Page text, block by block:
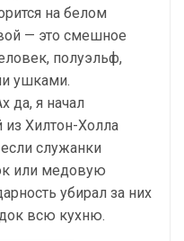
на белом
— это смешное
полуэльф,
ушками.
да, я начал
из Хилтон-Холла
служанки
или медовую
убирал за них
всю кухню.